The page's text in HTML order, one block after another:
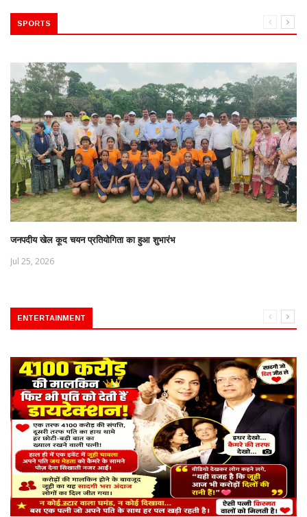
SPORTS
जनपदीय खेल कूद चयन प्रतियोगिता का हुआ शुभारंभ
Jul 25, 2026
ENTERTAINMENT